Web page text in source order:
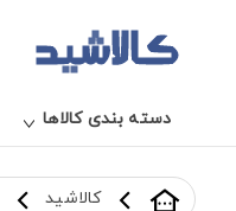
دسته بندی کالاها
کالاشید